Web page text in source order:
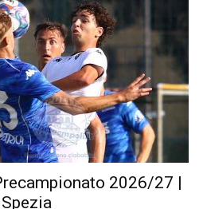
2026/27 |